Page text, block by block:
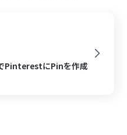
PinterestにPinを作成